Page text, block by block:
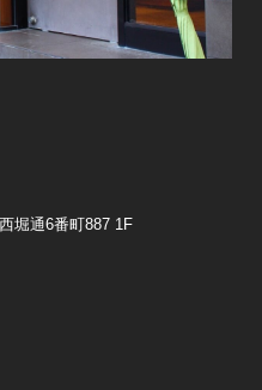
堀通6番町887 1F